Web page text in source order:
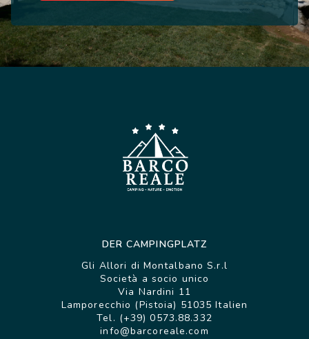
DER CAMPINGPLATZ
Gli Allori di Montalbano S.r.l
Società a socio unico
Via Nardini 11
Lamporecchio (Pistoia) 51035 Italien
Tel. (+39) 0573.88.332
info@barcoreale.com